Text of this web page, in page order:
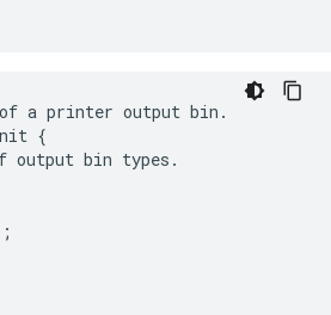
of a printer output bin .
{
output bin types .
;